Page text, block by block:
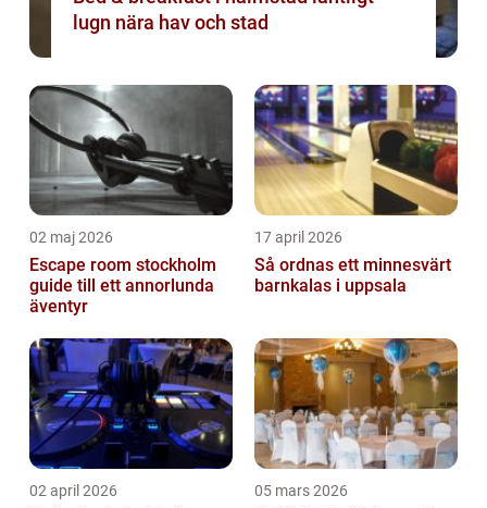
lugn nära hav och stad
02 maj 2026
Escape room stockholm
guide till ett annorlunda
äventyr
17 april 2026
Så ordnas ett minnesvärt
barnkalas i uppsala
02 april 2026 05 mars 2026